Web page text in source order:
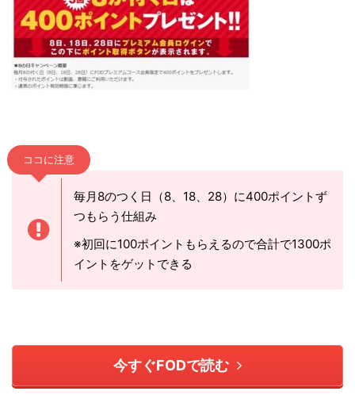
ココに注意
毎月8のつく日（8、18、28）に400ポイントず
つもらう仕組み
※初回に100ポイントもらえるので合計で1300ポ
イントをゲットできる
今すぐFODで読む